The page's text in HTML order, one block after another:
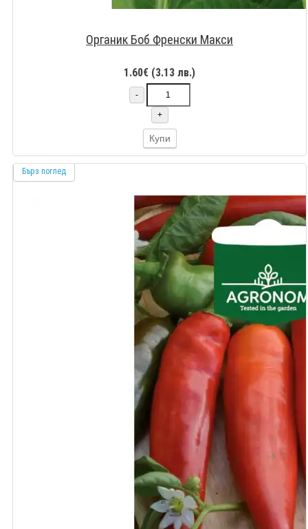
Органик Боб Френски Макси
1.60€ (3.13 лв.)
-
+
Купи
Бърз поглед